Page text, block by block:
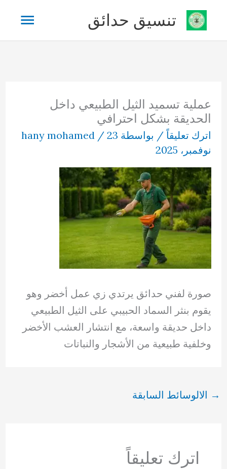
تخطي
المحتوى
تنسيق حدائق
عملية تسميد الثيل الطبيعي داخل
الحديقة بشكل احترافي
اترك تعليقاً / بواسطة hany mohamed /23
نوفمبر، 2025
صورة لفني حدائق يرتدي زي عمل أخضر وهو
يقوم بنثر السماد الحبيبي على الثيل الطبيعي
داخل حديقة واسعة، مع انتشار العشب الأخضر
وخلفية طبيعية من الأشجار والنباتات
→ الالوسائط السابقة
اترك تعليقاً